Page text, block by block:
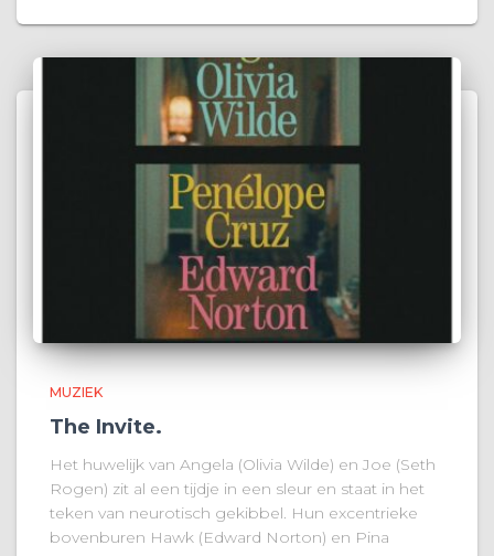
MUZIEK
The Invite.
Het huwelijk van Angela (Olivia Wilde) en Joe (Seth
Rogen) zit al een tijdje in een sleur en staat in het
teken van neurotisch gekibbel. Hun excentrieke
bovenburen Hawk (Edward Norton) en Pina